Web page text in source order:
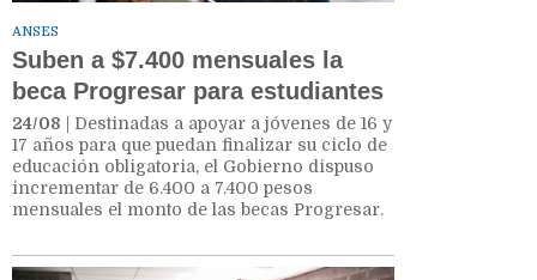
ANSES
Suben a $7.400 mensuales la
beca Progresar para estudiantes
24/08 | Destinadas a apoyar a jóvenes de 16 y
17 años para que puedan finalizar su ciclo de
educación obligatoria, el Gobierno dispuso
incrementar de 6.400 a 7.400 pesos
mensuales el monto de las becas Progresar.